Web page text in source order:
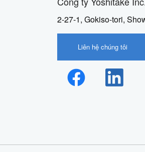
2-27-1, Gokiso-tori,
Liên hệ chúng tôi